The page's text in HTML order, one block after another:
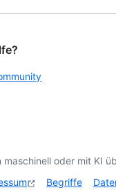
maschinell oder mit KI
Begriffe